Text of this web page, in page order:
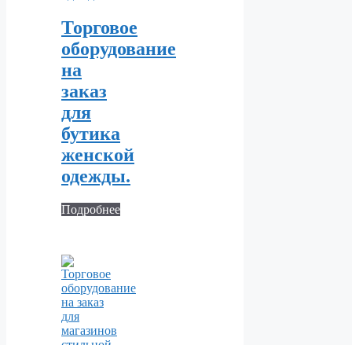
Торговое
оборудование
на
заказ
для
бутика
женской
одежды.
Подробнее